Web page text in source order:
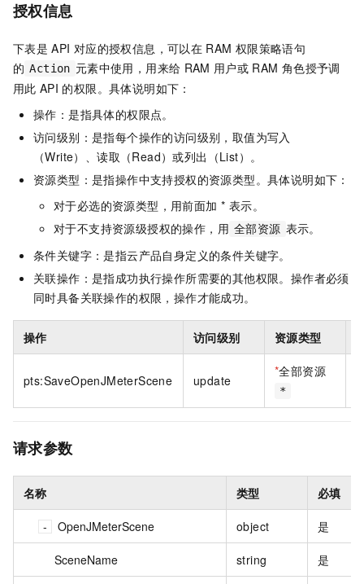
授权信息
下表是 API 对应的授权信息，可以在 RAM 权限策略语句
的 Action 元素中使用，用来给 RAM 用户或 RAM 角色授予调
用此 API 的权限。具体说明如下：
操作：是指具体的权限点。
访问级别：是指每个操作的访问级别，取值为写入
（Write）、读取（Read）或列出（List）。
资源类型：是指操作中支持授权的资源类型。具体说明如下：
对于必选的资源类型，用前面加 * 表示。
对于不支持资源级授权的操作，用 全部资源 表示。
条件关键字：是指云产品自身定义的条件关键字。
关联操作：是指成功执行操作所需要的其他权限。操作者必须
同时具备关联操作的权限，操作才能成功。
操作 访问级别 资源类型
pts:SaveOpenJMeterScene update
*全部资源
*
请求参数
名称 类型 必填
OpenJMeterScene object 是
SceneName string 是